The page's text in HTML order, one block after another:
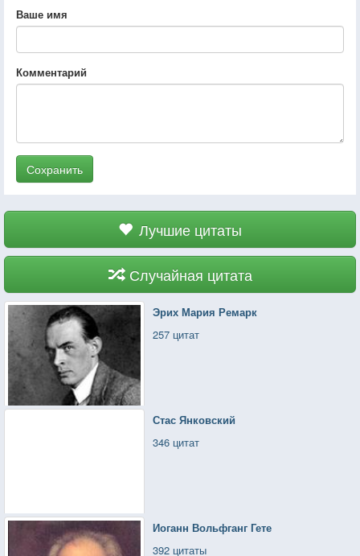
Ваше имя
Комментарий
Сохранить
Лучшие цитаты
Случайная цитата
Эрих Мария Ремарк
257 цитат
Стас Янковский
346 цитат
Иоганн Вольфганг Гете
392 цитаты